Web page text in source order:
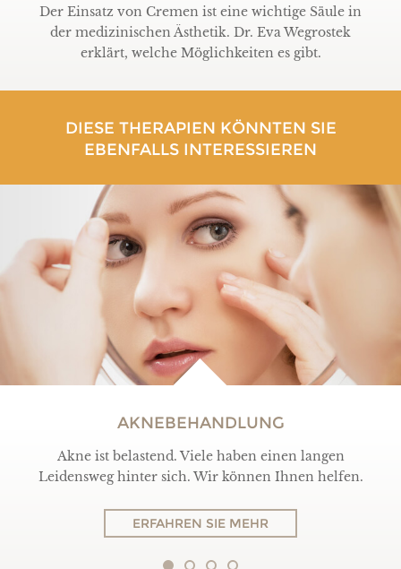
Der Einsatz von Cremen ist eine wichtige Säule in
der medizinischen Ästhetik. Dr. Eva Wegrostek
erklärt, welche Möglichkeiten es gibt.
DIESE THERAPIEN KÖNNTEN SIE
EBENFALLS INTERESSIEREN
AKNEBEHANDLUNG
Akne ist belastend. Viele haben einen langen
Leidensweg hinter sich. Wir können Ihnen helfen.
ERFAHREN SIE MEHR